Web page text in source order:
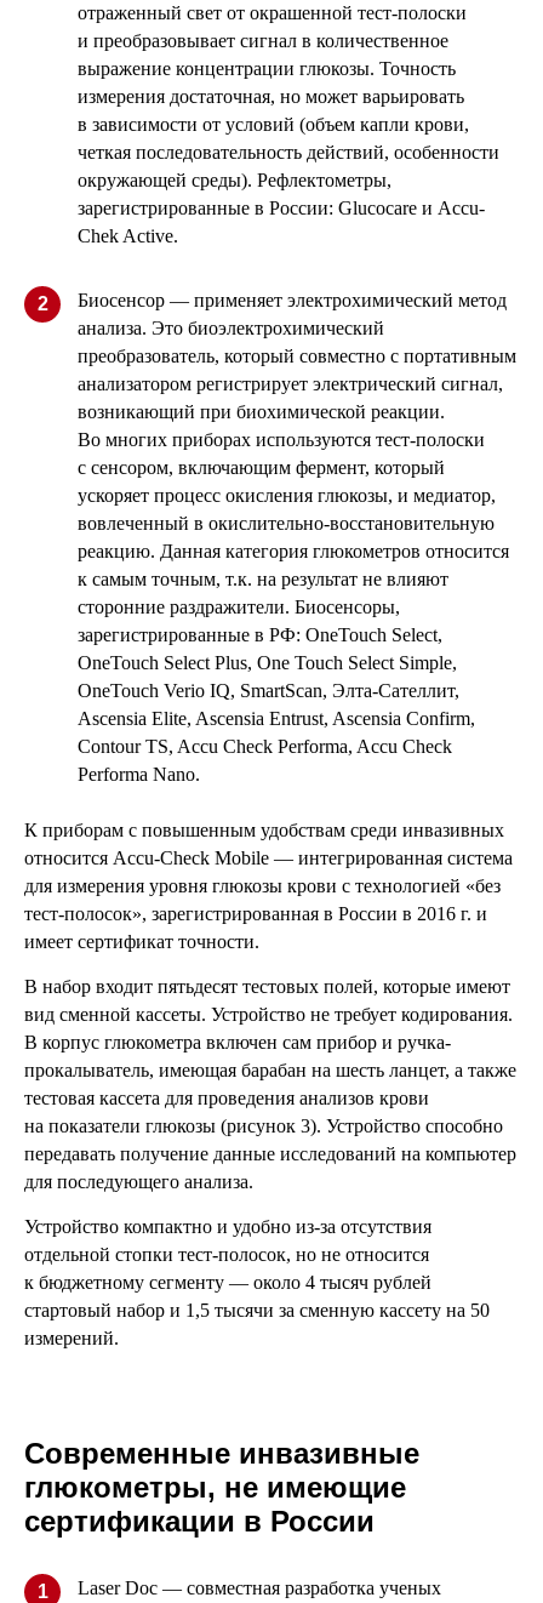
отраженный свет от окрашенной тест-полоски
и преобразовывает сигнал в количественное
выражение концентрации глюкозы. Точность
измерения достаточная, но может варьировать
в зависимости от условий (объем капли крови,
четкая последовательность действий, особенности
окружающей среды). Рефлектометры,
зарегистрированные в России: Glucocare и Accu-
Сhek Active.
2
Биосенсор — применяет электрохимический метод
анализа. Это биоэлектрохимический
преобразователь, который совместно с портативным
анализатором регистрирует электрический сигнал,
возникающий при биохимической реакции.
Во многих приборах используются тест-полоски
с сенсором, включающим фермент, который
ускоряет процесс окисления глюкозы, и медиатор,
вовлеченный в окислительно-восстановительную
реакцию. Данная категория глюкометров относится
к самым точным, т.к. на результат не влияют
сторонние раздражители. Биосенсоры,
зарегистрированные в РФ: OneTouch Select,
OneTouch Select Plus, One Touch Select Simple,
OneTouch Verio IQ, SmartScan, Элта-Сателлит,
Ascensia Elite, Ascensia Entrust, Ascensia Confirm,
Contour TS, Accu Check Performa, Accu Check
Performa Nano.
К приборам с повышенным удобствам среди инвазивных
относится Accu-Check Mobile — интегрированная система
для измерения уровня глюкозы крови с технологией «без
тест-полосок», зарегистрированная в России в 2016 г. и
имеет сертификат точности.
В набор входит пятьдесят тестовых полей, которые имеют
вид сменной кассеты. Устройство не требует кодирования.
В корпус глюкометра включен сам прибор и ручка-
прокалыватель, имеющая барабан на шесть ланцет, а также
тестовая кассета для проведения анализов крови
на показатели глюкозы (рисунок 3). Устройство способно
передавать получение данные исследований на компьютер
для последующего анализа.
Устройство компактно и удобно из-за отсутствия
отдельной стопки тест-полосок, но не относится
к бюджетному сегменту — около 4 тысяч рублей
стартовый набор и 1,5 тысячи за сменную кассету на 50
измерений.
Современные инвазивные
глюкометры, не имеющие
сертификации в России
1
Laser Doc — совместная разработка ученых